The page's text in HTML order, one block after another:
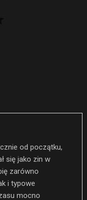
od początku,
się jako zin w
zarówno
i typowe
mocno